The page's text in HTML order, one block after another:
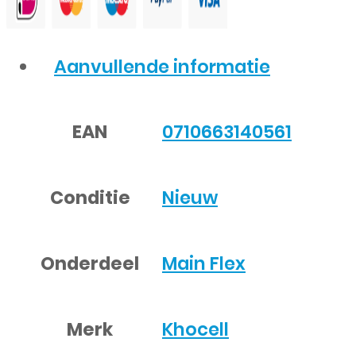
Aanvullende informatie
EAN 0710663140561
Conditie Nieuw
Onderdeel Main Flex
Merk Khocell